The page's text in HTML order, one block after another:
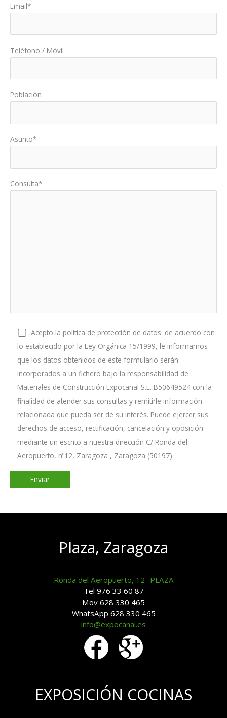
Email*
Teléfono / Móvil
Población
Asunto*
Consulta*
Acepto la política de protección de datos: de acuerdo con
lo establecido por la Ley Orgánica 15/1999, le informamos
que los datos obtenidos de este formulario serán
incorporados a un fichero bajo la responsabilidad de
Materiales de Construcción Expocanal S.L. B50649524 con la
finalidad de atender sus consultas y remitirle información
relacionada que pueda ser de su interés. Puede ejercer sus
derechos de acceso, rectificación, cancelación y oposición
mediante un escrito a nuestra dirección C/ Ronda del
Aeropuerto, nº12, Zaragoza , Zaragoza (50197)
Plaza, Zaragoza
Ronda del Aeropuerto, 12- PLAZA
Tel 976 33 60 87
Mov 628 330 465
WhatsApp 628 330 465
info@expocanal.es
EXPOSICIÓN COCINAS